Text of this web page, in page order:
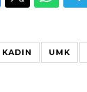
KADIN UMK